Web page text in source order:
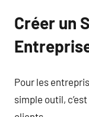
Créer un
Pour les
simple outil,